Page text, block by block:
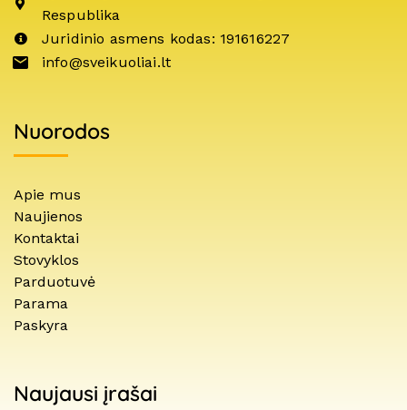
Respublika
Juridinio asmens kodas: 191616227
info@sveikuoliai.lt
Nuorodos
Apie mus
Naujienos
Kontaktai
Stovyklos
Parduotuvė
Parama
Paskyra
Naujausi įrašai